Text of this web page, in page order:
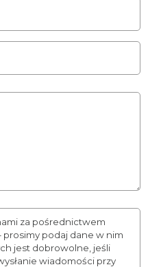
za pośrednictwem
prosimy podaj dane w nim
jest dobrowolne, jeśli
wiadomości przy